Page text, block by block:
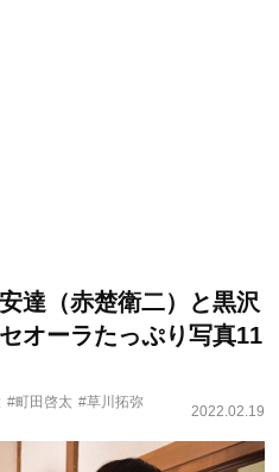
達（赤楚衛二）と黒沢
オーラたっぷり写真11
#町田啓太 #草川拓弥
2022.02.19